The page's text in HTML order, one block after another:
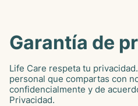
Garantía de
Life Care respeta tu
personal que compartas con
confidencialmente y de
Privacidad.